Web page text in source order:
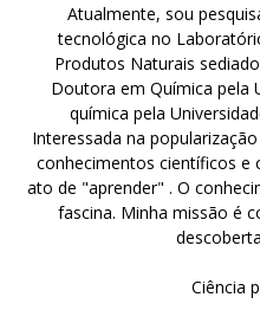
Atualmente, sou
tecnológica no
Produtos Naturais
Doutora em Química pela
química pela
Interessada na
conhecimentos científicos e
ato de "aprender" . O
fascina. Minha missão é
Ciência